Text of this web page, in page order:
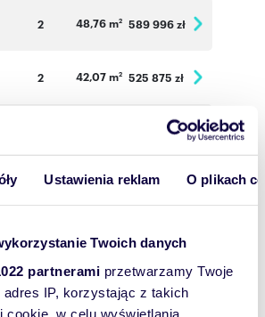
Ustawienia reklam O plikach
Twoich danych
partnerami przetwarzamy Twoje
adres IP, korzystając z takich
cookie, w celu wyświetlania
2 48,76 m2 589 996 zł
2 42,07 m2 525 875 zł
585 120 zł
3 59,76 m 2 672 300 zł
3 56,80 m 639 000 zł
2 37,31 m 2 475 703 zł